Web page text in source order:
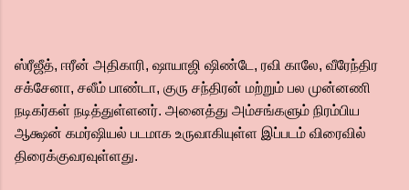
ஸ்ரீஜீத், ஈரீன் அதிகாரி, ஷாயாஜி ஷிண்டே, ரவி காலே, வீரேந்திர
சக்சேனா, சலீம் பாண்டா, குரு சந்திரன் மற்றும் பல முன்னணி
நடிகர்கள் நடித்துள்ளனர். அனைத்து அம்சங்களும் நிரம்பிய
ஆக்ஷன் கமர்ஷியல் படமாக உருவாகியுள்ள இப்படம் விரைவில்
திரைக்குவரவுள்ளது.